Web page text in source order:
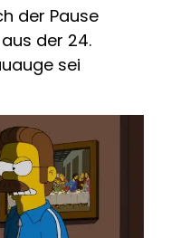
der Pause
der 24.
sei